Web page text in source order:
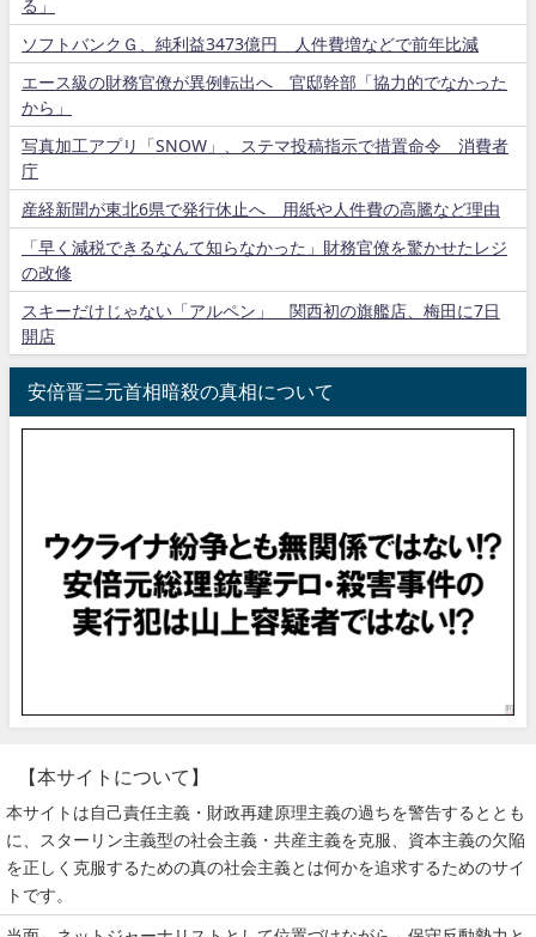
る」
ソフトバンクＧ、純利益3473億円 人件費増などで前年比減
エース級の財務官僚が異例転出へ 官邸幹部「協力的でなかった
から」
写真加工アプリ「SNOW」、ステマ投稿指示で措置命令 消費者
庁
産経新聞が東北6県で発行休止へ 用紙や人件費の高騰など理由
「早く減税できるなんて知らなかった」財務官僚を驚かせたレジ
の改修
スキーだけじゃない「アルペン」 関西初の旗艦店、梅田に7日
開店
安倍晋三元首相暗殺の真相について
【本サイトについて】
本サイトは自己責任主義・財政再建原理主義の過ちを警告するととも
に、スターリン主義型の社会主義・共産主義を克服、資本主義の欠陥
を正しく克服するための真の社会主義とは何かを追求するためのサイ
トです。